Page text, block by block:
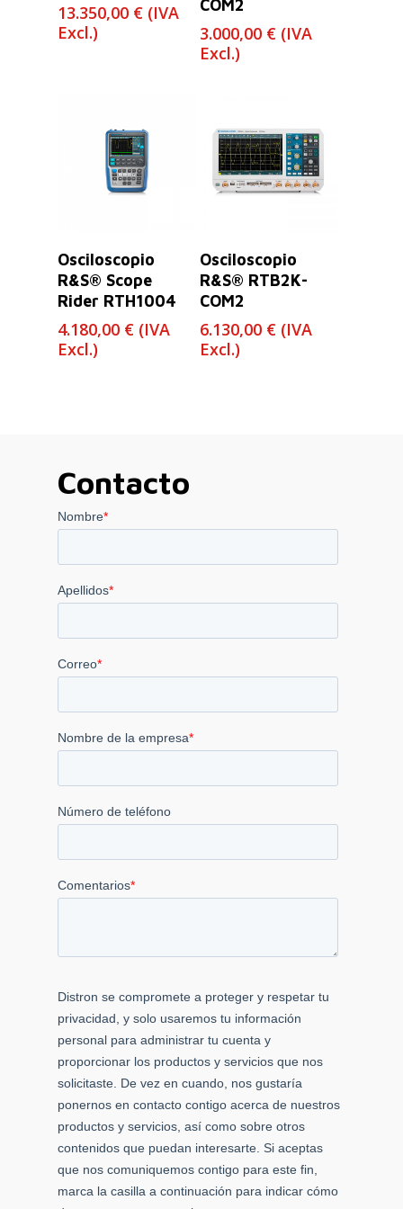
13.350,00 € (IVA
Excl.)
COM2
3.000,00 € (IVA
Excl.)
Osciloscopio
R&S® Scope
Rider RTH1004
4.180,00 € (IVA
Excl.)
Osciloscopio
R&S® RTB2K-
COM2
6.130,00 € (IVA
Excl.)
Contacto